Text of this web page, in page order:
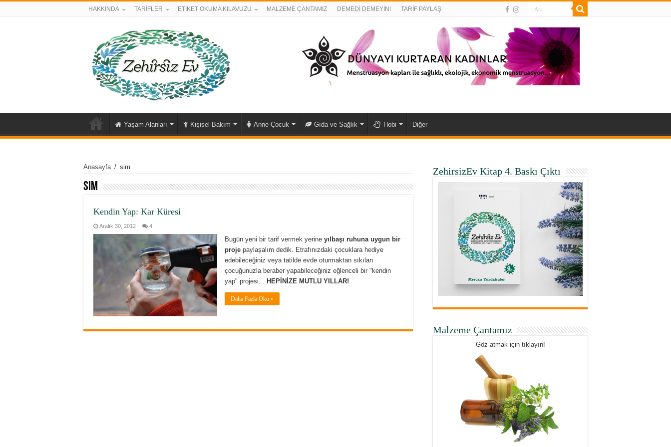
HAKKINDA TARİFLER ETİKET OKUMA KILAVUZU MALZEME ÇANTAMIZ DEMEDİ DEMEYİN! TARİF PAYLAŞ
Yaşam Alanları Kişisel Bakım Anne-Çocuk Gıda ve Sağlık Hobi Diğer
Anasayfa / sim
sim
Kendin Yap: Kar Küresi
Aralık 30, 2012 4
Bugün yeni bir tarif vermek yerine yılbaşı ruhuna uygun bir
proje paylaşalım dedik. Etrafınızdaki çocuklara hediye
edebileceğiniz veya tatilde evde oturmaktan sıkılan
çocuğunuzla beraber yapabileceğiniz eğlenceli bir "kendin
yap" projesi... HEPİNİZE MUTLU YILLAR!
Daha Fazla Oku »
ZehirsizEv Kitap 4. Baskı Çıktı
Malzeme Çantamız
Göz atmak için tıklayın!